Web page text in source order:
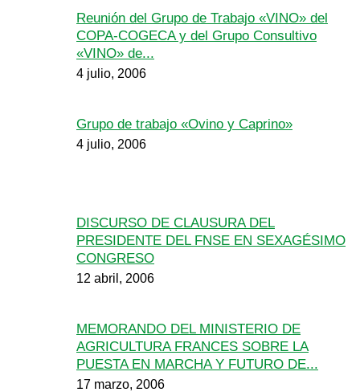
Reunión del Grupo de Trabajo «VINO» del
COPA-COGECA y del Grupo Consultivo
«VINO» de...
4 julio, 2006
Grupo de trabajo «Ovino y Caprino»
4 julio, 2006
DISCURSO DE CLAUSURA DEL
PRESIDENTE DEL FNSE EN SEXAGÉSIMO
CONGRESO
12 abril, 2006
MEMORANDO DEL MINISTERIO DE
AGRICULTURA FRANCES SOBRE LA
PUESTA EN MARCHA Y FUTURO DE...
17 marzo, 2006